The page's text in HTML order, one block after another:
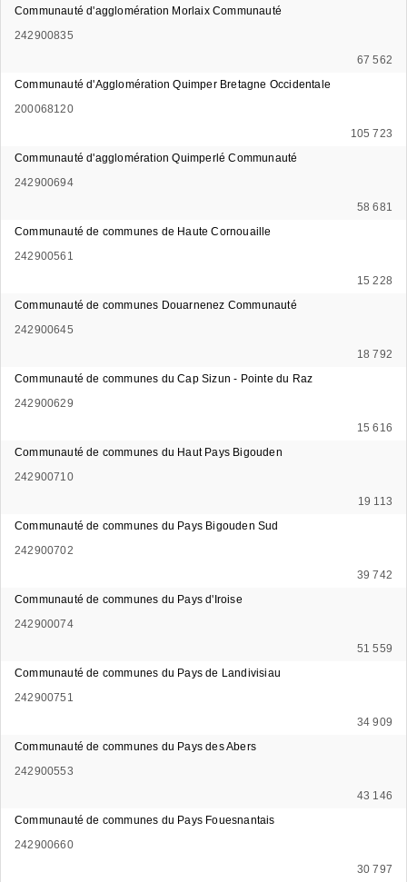
Communauté d'agglomération Morlaix Communauté
242900835
67 562
Communauté d'Agglomération Quimper Bretagne Occidentale
200068120
105 723
Communauté d'agglomération Quimperlé Communauté
242900694
58 681
Communauté de communes de Haute Cornouaille
242900561
15 228
Communauté de communes Douarnenez Communauté
242900645
18 792
Communauté de communes du Cap Sizun - Pointe du Raz
242900629
15 616
Communauté de communes du Haut Pays Bigouden
242900710
19 113
Communauté de communes du Pays Bigouden Sud
242900702
39 742
Communauté de communes du Pays d'Iroise
242900074
51 559
Communauté de communes du Pays de Landivisiau
242900751
34 909
Communauté de communes du Pays des Abers
242900553
43 146
Communauté de communes du Pays Fouesnantais
242900660
30 797